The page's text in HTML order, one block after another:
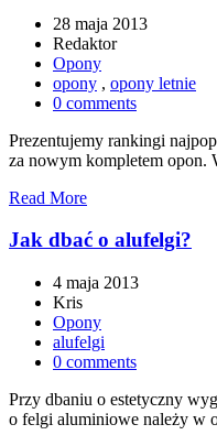
28 maja 2013
Redaktor
Opony
opony , opony letnie
0 comments
Prezentujemy rankingi
za nowym kompletem opon.
Read More
Jak dbać o alufelgi?
4 maja 2013
Kris
Opony
alufelgi
0 comments
Przy dbaniu o estetyczny
o felgi aluminiowe należy w